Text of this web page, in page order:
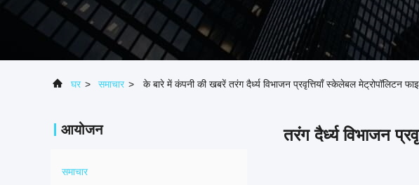
घर > समाचार > के बारे में कंपनी की खबरें तरंग दैर्ध्य विभाजन प्रवृत्तियाँ स्केलेबल मेट्रोपॉलिटन
आयोजन
समाचार
तरंग दैर्ध्य विभाजन